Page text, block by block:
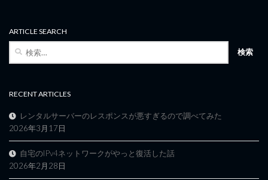
ARTICLE SEARCH
RECENT ARTICLES
レンタルサーバーのレスポンスが悪すぎるので調べてみた
2026年3月17日
自宅のIPv4ネットワークがやっと復活した話
2026年2月28日